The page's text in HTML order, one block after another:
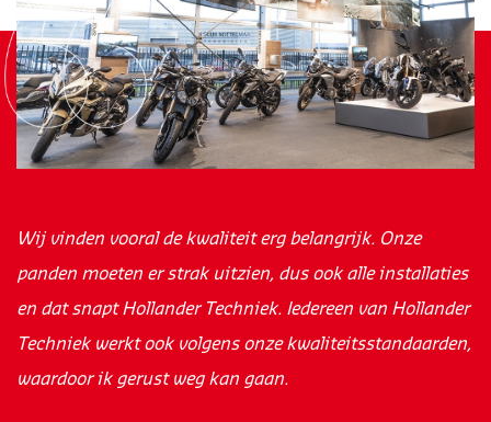
Wij vinden vooral de kwaliteit erg belangrijk. Onze
panden moeten er strak uitzien, dus ook alle installaties
en dat snapt Hollander Techniek. Iedereen van Hollander
Techniek werkt ook volgens onze kwaliteitsstandaarden,
waardoor ik gerust weg kan gaan.